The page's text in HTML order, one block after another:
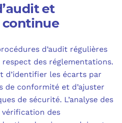
et
d’audit régulières
des réglementations.
d’identifier les écarts par
de conformité et d’ajuster
de sécurité. L’analyse des
vérification des